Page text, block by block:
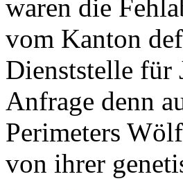
waren die
vom Kanton
Dienststelle für
Anfrage denn
Perimeters
von ihrer